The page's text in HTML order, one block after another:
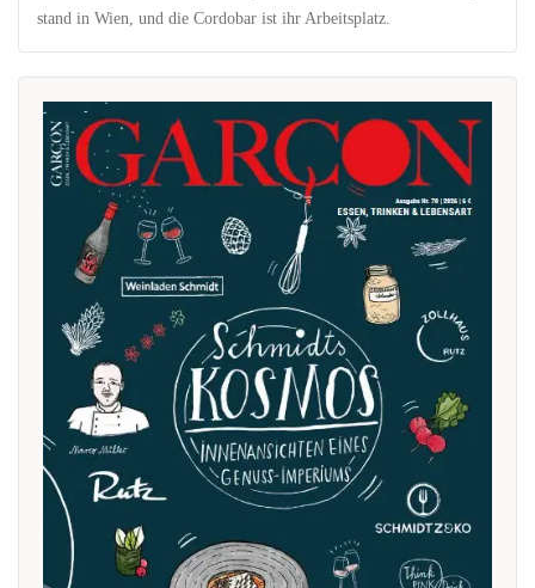
stand in Wien, und die Cordobar ist ihr Arbeitsplatz.